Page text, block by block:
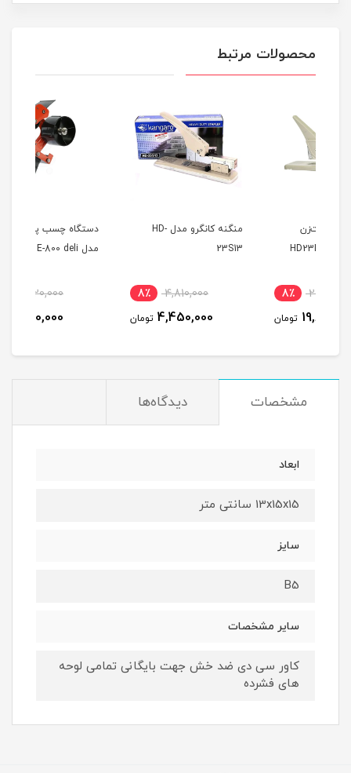
محصولات مرتبط
منگنه کانگرو مدل HD-
23S13
8٪
تومان
دستگاه چسب پهن دلی
9٪
تومان
مشخصات دیدگاه‌ها
ابعاد
13x15x15 سانتی متر
سایز
B5
سایر مشخصات
کاور سی دی ضد خش جهت بایگانی تمامی لوحه
های فشرده